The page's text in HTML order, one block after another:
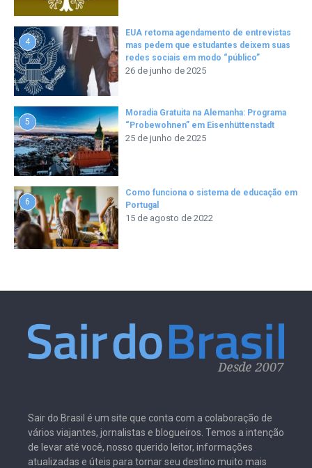
4
EUA retoma agendamento de entrevistas
mas pedem que estudantes deixem suas
redes sociais em modo “público”
26 de junho de 2025
5
Moradia Gratuita na Alemanha: Programa
“Probewohnen” em Eisenhüttenstadt
25 de junho de 2025
6
Como funciona o sistema de educação em
Portugal
15 de agosto de 2022
Sair do Brasil é um site que conta com a colaboração de
vários viajantes, jornalistas e blogueiros. Temos a intenção
de levar até você, nosso querido leitor, informações
atualizadas e úteis para tornar seu destino muito mais